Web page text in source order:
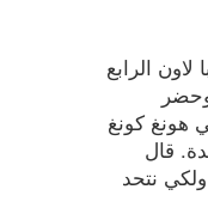
لاون الرابع
هونغ كونغ
قال
نتحد